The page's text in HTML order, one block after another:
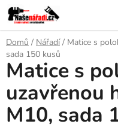
Přejít
na
obsah
Domů / Nářadí / Matice s
sada 150 kusů
Matice s
uzavřenou
M10, sada